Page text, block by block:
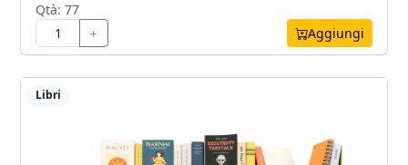
Qtà: 77
Aggiungi
Libri